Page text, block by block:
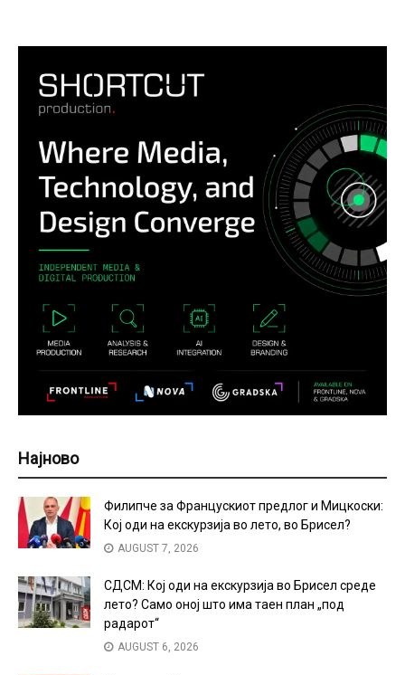
Најново
Филипче за Францускиот предлог и Мицкоски:
Кој оди на екскурзија во лето, во Брисел?
AUGUST 7, 2026
СДСМ: Кој оди на екскурзија во Брисел среде
лето? Само оној што има таен план „под
радарот“
AUGUST 6, 2026